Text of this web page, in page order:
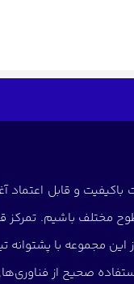
و قابل اعتماد
مختلف باشیم. تمرکز
این مجموعه با
صحیح از